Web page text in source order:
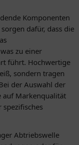
Komponenten
dafür, dass die
zu einer
führt. Hochwertige
sondern tragen
der Auswahl der
auf Markenqualität
spezifisches
Abtriebswelle